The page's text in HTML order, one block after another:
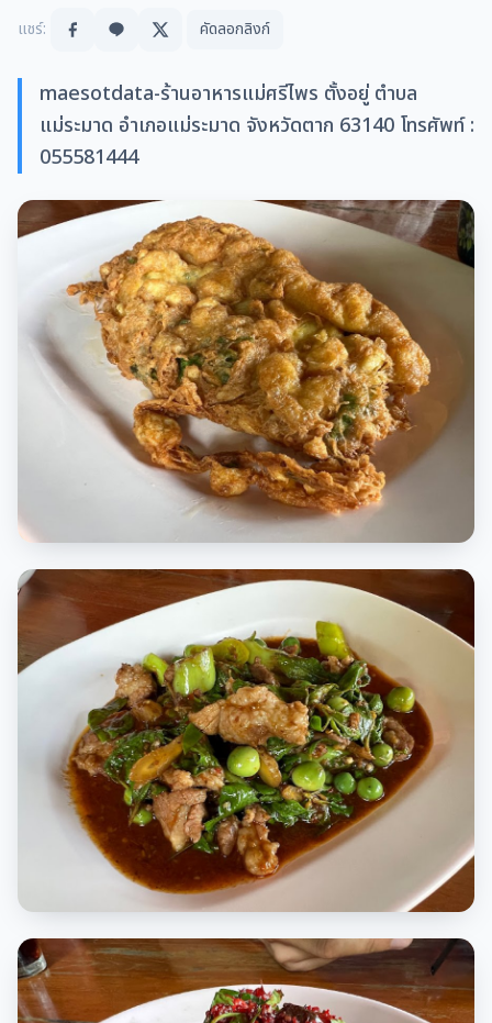
แชร์: คัดลอกลิงก์
maesotdata-ร้านอาหารแม่ศรีไพร ตั้งอยู่ ตำบล
แม่ระมาด อำเภอแม่ระมาด จังหวัดตาก 63140 โทรศัพท์ :
055581444